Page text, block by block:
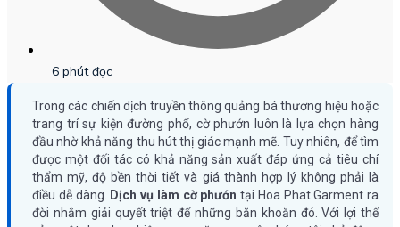
6 phút đọc
Trong các chiến dịch truyền thông quảng bá thương hiệu hoặc
trang trí sự kiện đường phố, cờ phướn luôn là lựa chọn hàng
đầu nhờ khả năng thu hút thị giác mạnh mẽ. Tuy nhiên, để tìm
được một đối tác có khả năng sản xuất đáp ứng cả tiêu chí
thẩm mỹ, độ bền thời tiết và giá thành hợp lý không phải là
điều dễ dàng.
Dịch vụ làm cờ phướn tại Hoa Phat Garment ra
đời nhằm giải quyết triệt để những băn khoăn đó. Với lợi thế